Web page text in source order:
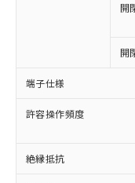
開
開
端子仕様
許容操作頻度
絶縁抵抗
以下の条件
ご利用くだ
本サー
商品の
(税抜)
当社
本サ
対応予定な
非含有に非
調査・確認
非含有の対
商品です。
非該当品：
害物質有無
仕入先様の
「○」：最
基準値以下
「×」：最大
基準値を超